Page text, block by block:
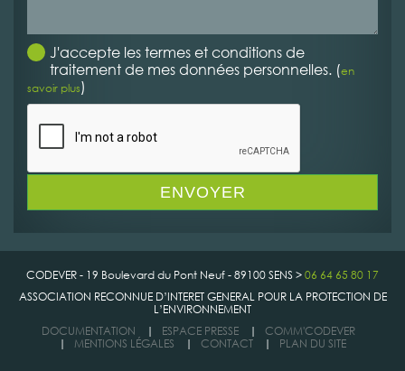
J'accepte les termes et conditions de
traitement de mes données personnelles. (en
savoir plus)
CODEVER - 19 Boulevard du Pont Neuf - 89100 SENS >06 64 65 80 17
ASSOCIATION RECONNUE D’INTERET GENERAL POUR LA PROTECTION DE
L’ENVIRONNEMENT
DOCUMENTATION | ESPACE PRESSE | COMM'CODEVER
| MENTIONS LÉGALES | CONTACT | PLAN DU SITE